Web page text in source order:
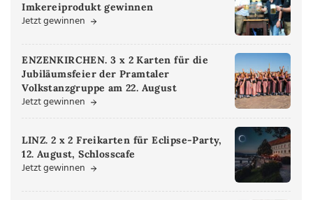
Imkereiprodukt gewinnen
Jetzt gewinnen
ENZENKIRCHEN. 3 x 2 Karten für die
Jubiläumsfeier der Pramtaler
Volkstanzgruppe am 22. August
Jetzt gewinnen
LINZ. 2 x 2 Freikarten für Eclipse-Party,
12. August, Schlosscafe
Jetzt gewinnen